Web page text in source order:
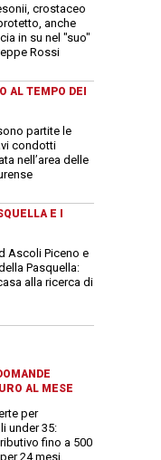
crostaceo
anche
in su nel "suo"
Rossi
AL TEMPO DEI
partite le
condotti
nell’area delle
E I
Ascoli Piceno e
Pasquella:
alla ricerca di
AL MESE
per
under 35:
fino a 500
24 mesi.